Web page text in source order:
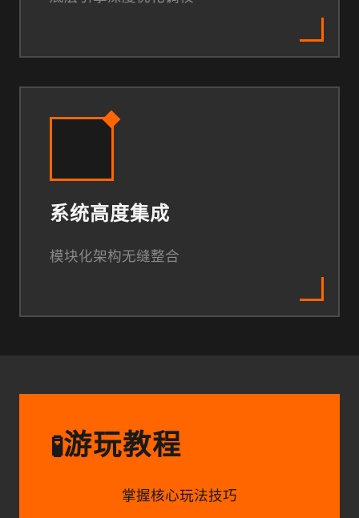
系统高度集成
模块化架构无缝整合
🧪游玩教程
掌握核心玩法技巧